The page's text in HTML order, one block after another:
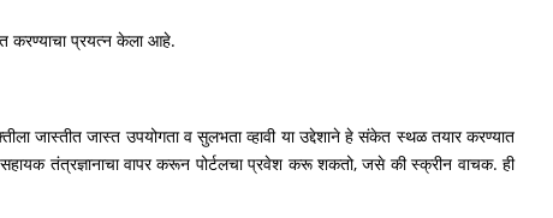
करण्याचा प्रयत्न केला आहे.
जास्तीत जास्त उपयोगता व सुलभता व्हावी या उद्देशाने हे संकेत स्थळ तयार करण्यात
सहायक तंत्रज्ञानाचा वापर करून पोर्टलचा प्रवेश करू शकतो, जसे की स्क्रीन वाचक. ही